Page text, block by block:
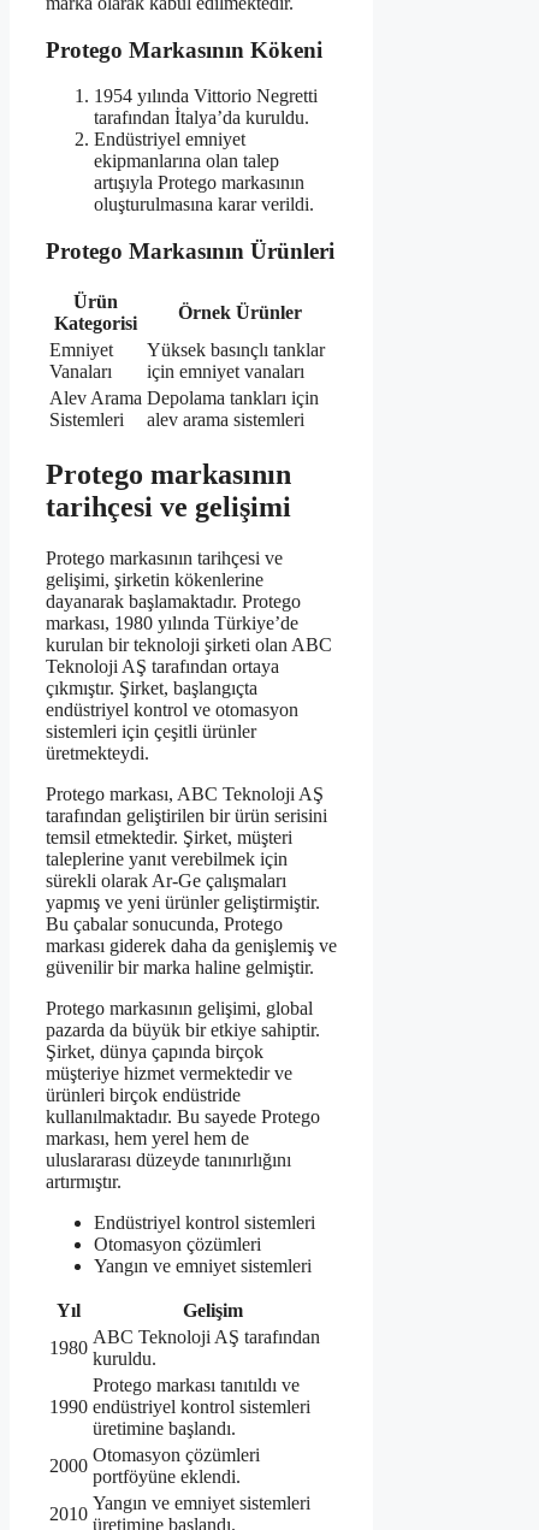
Protego Markasının Kökeni
1954 yılında Vittorio Negretti
tarafından İtalya’da kuruldu.
Endüstriyel emniyet
ekipmanlarına olan talep
artışıyla Protego markasının
oluşturulmasına karar verildi.
Protego Markasının Ürünleri
Ürün
Kategorisi
Örnek Ürünler
Emniyet
Vanaları
Yüksek basınçlı tanklar
için emniyet vanaları
Alev Arama
Sistemleri
Depolama tankları için
alev arama sistemleri
Protego markasının
tarihçesi ve gelişimi
Protego markasının tarihçesi ve
gelişimi, şirketin kökenlerine
dayanarak başlamaktadır. Protego
markası, 1980 yılında Türkiye’de
kurulan bir teknoloji şirketi olan ABC
Teknoloji AŞ tarafından ortaya
çıkmıştır. Şirket, başlangıçta
endüstriyel kontrol ve otomasyon
sistemleri için çeşitli ürünler
üretmekteydi.
Protego markası, ABC Teknoloji AŞ
tarafından geliştirilen bir ürün serisini
temsil etmektedir. Şirket, müşteri
taleplerine yanıt verebilmek için
sürekli olarak Ar-Ge çalışmaları
yapmış ve yeni ürünler geliştirmiştir.
Bu çabalar sonucunda, Protego
markası giderek daha da genişlemiş ve
güvenilir bir marka haline gelmiştir.
Protego markasının gelişimi, global
pazarda da büyük bir etkiye sahiptir.
Şirket, dünya çapında birçok
müşteriye hizmet vermektedir ve
ürünleri birçok endüstride
kullanılmaktadır. Bu sayede Protego
markası, hem yerel hem de
uluslararası düzeyde tanınırlığını
artırmıştır.
Endüstriyel kontrol sistemleri
Otomasyon çözümleri
Yangın ve emniyet sistemleri
Yıl
Gelişim
1980
ABC Teknoloji AŞ tarafından
kuruldu.
1990
Protego markası tanıtıldı ve
endüstriyel kontrol sistemleri
üretimine başlandı.
2000
Otomasyon çözümleri
portföyüne eklendi.
2010
Yangın ve emniyet sistemleri
üretimine başlandı.